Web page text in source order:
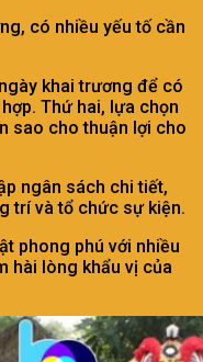
có nhiều yếu tố cần
khai trương để có
Thứ hai, lựa chọn
sao cho thuận lợi cho
ngân sách chi tiết,
trí và tổ chức sự kiện.
phong phú với nhiều
hài lòng khẩu vị của